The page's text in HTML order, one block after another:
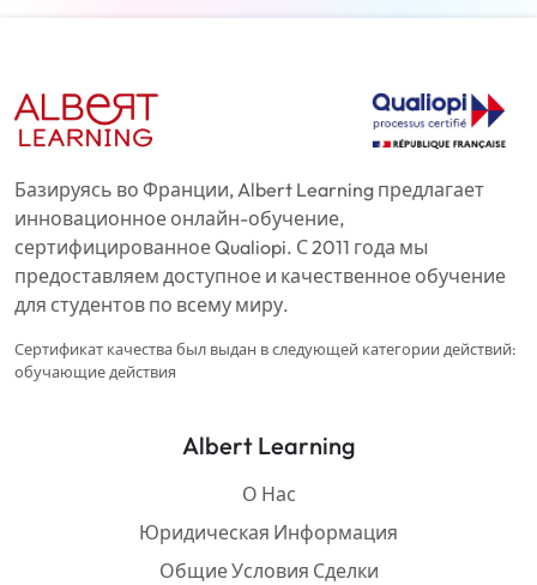
Базируясь во Франции, Albert Learning предлагает
инновационное онлайн-обучение,
сертифицированное Qualiopi. С 2011 года мы
предоставляем доступное и качественное обучение
для студентов по всему миру.
Сертификат качества был выдан в следующей категории действий:
обучающие действия
Albert Learning
О Нас
Юридическая Информация
Общие Условия Сделки